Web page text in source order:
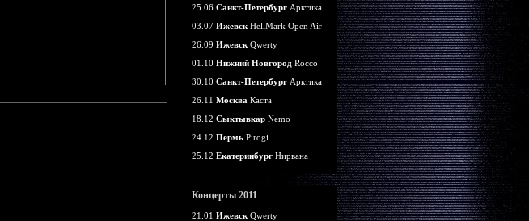
25.06 Санкт-Петербург Арктика
03.07 Ижевск HellMark Open Air
26.09 Ижевск Qwerty
01.10 Нижний Новгород Rocco
30.10 Санкт-Петербург Арктика
26.11 Москва Каста
18.12 Сыктывкар Nemo
24.12 Пермь Pirogi
25.12 Екатеринбург Нирвана
Концерты 2011
21.01 Ижевск Qwerty